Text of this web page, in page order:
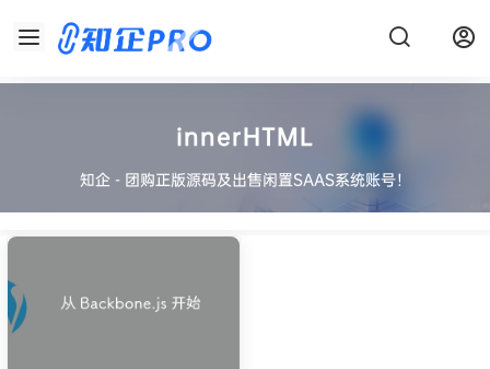
innerHTML
知企 - 团购正版源码及出售闲置SAAS系统账号！